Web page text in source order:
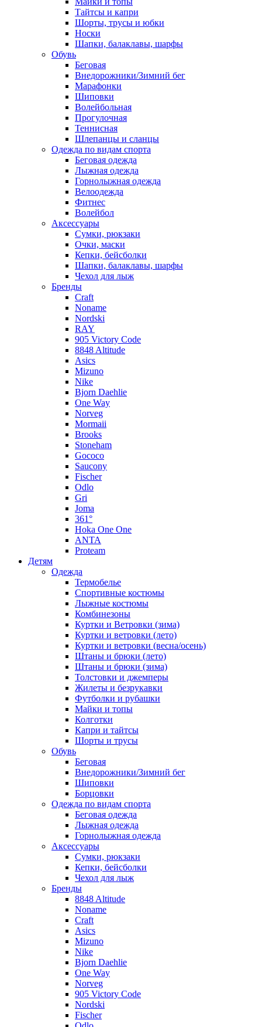
Тайтсы и капри
Шорты, трусы и юбки
Носки
Шапки, балаклавы, шарфы
Обувь
Беговая
Внедорожники/Зимний бег
Марафонки
Шиповки
Волейбольная
Прогулочная
Теннисная
Шлепанцы и сланцы
Одежда по видам спорта
Беговая одежда
Лыжная одежда
Горнолыжная одежда
Велоодежда
Фитнес
Волейбол
Аксессуары
Сумки, рюкзаки
Очки, маски
Кепки, бейсболки
Шапки, балаклавы, шарфы
Чехол для лыж
Бренды
Craft
Noname
Nordski
RAY
905 Victory Code
8848 Altitude
Asics
Mizuno
Nike
Bjorn Daehlie
One Way
Norveg
Mormaii
Brooks
Stoneham
Gococo
Saucony
Fischer
Odlo
Gri
Joma
361°
Hoka One One
ANTA
Proteam
Детям
Одежда
Термобелье
Спортивные костюмы
Лыжные костюмы
Комбинезоны
Куртки и Ветровки (зима)
Куртки и ветровки (лето)
Куртки и ветровки (весна/осень)
Штаны и брюки (лето)
Штаны и брюки (зима)
Толстовки и джемперы
Жилеты и безрукавки
Футболки и рубашки
Майки и топы
Колготки
Капри и тайтсы
Шорты и трусы
Обувь
Беговая
Внедорожники/Зимний бег
Шиповки
Борцовки
Одежда по видам спорта
Беговая одежда
Лыжная одежда
Горнолыжная одежда
Аксессуары
Сумки, рюкзаки
Кепки, бейсболки
Чехол для лыж
Бренды
8848 Altitude
Noname
Craft
Asics
Mizuno
Nike
Bjorn Daehlie
One Way
Norveg
905 Victory Code
Nordski
Fischer